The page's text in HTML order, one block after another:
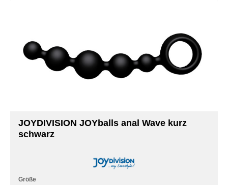
JOYDIVISION JOYballs anal Wave kurz
schwarz
Größe